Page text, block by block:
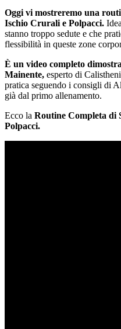
Oggi vi mostreremo una
Ischio Crurali e Polpacci.
stanno troppo sedute e che
flessibilità in queste zone
È un video completo
Mainente, esperto di
pratica seguendo i consigli di
già dal primo allenamento.
Ecco la Routine Completa di
Polpacci.